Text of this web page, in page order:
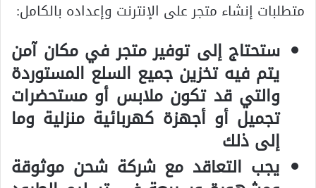
متطلبات إنشاء متجر على الإنترنت وإعداده بالكامل:
ستحتاج إلى توفير متجر في مكان آمن
يتم فيه تخزين جميع السلع المستوردة
والتي قد تكون ملابس أو مستحضرات
تجميل أو أجهزة كهربائية منزلية وما
إلى ذلك
يجب التعاقد مع شركة شحن موثوقة